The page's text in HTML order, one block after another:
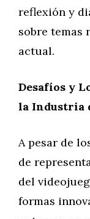
reflexión y
sobre temas
actual.
Desafíos y
la Industria
A pesar de
de
del
formas